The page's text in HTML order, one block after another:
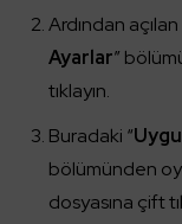
Ardından
Ayarlar”
tıklayın.
Buradaki “
bölümünden
dosyasına çift